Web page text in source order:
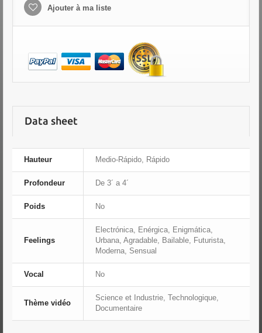
Ajouter à ma liste
Data sheet
Hauteur Medio-Rápido, Rápido
Profondeur De 3´ a 4´
Poids No
Feelings
Electrónica, Enérgica, Enigmática,
Urbana, Agradable, Bailable, Futurista,
Moderna, Sensual
Vocal No
Thème vidéo
Science et Industrie, Technologique,
Documentaire